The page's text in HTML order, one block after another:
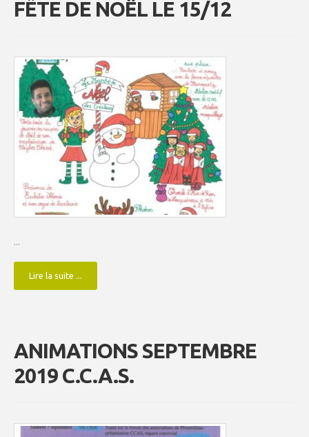
FÊTE DE NOËL LE 15/12
...
Lire la suite ...
ANIMATIONS SEPTEMBRE
2019 C.C.A.S.